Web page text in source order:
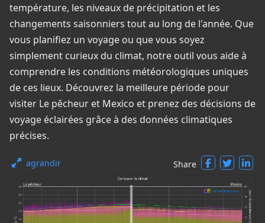
température, les niveaux de précipitation et les
changements saisonniers tout au long de l'année. Que
vous planifiez un voyage ou que vous soyez
simplement curieux du climat, notre outil vous aide à
comprendre les conditions météorologiques uniques
de ces lieux. Découvrez la meilleure période pour
visiter Le pêcheur et Mexico et prenez des décisions de
voyage éclairées grâce à des données climatiques
précises.
agrandir Share